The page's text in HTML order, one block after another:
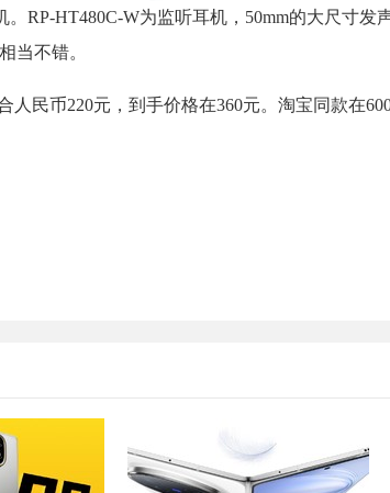
。RP-HT480C-W为监听耳机，50mm的大尺寸发
当不错。
人民币220元，到手价格在360元。淘宝同款在